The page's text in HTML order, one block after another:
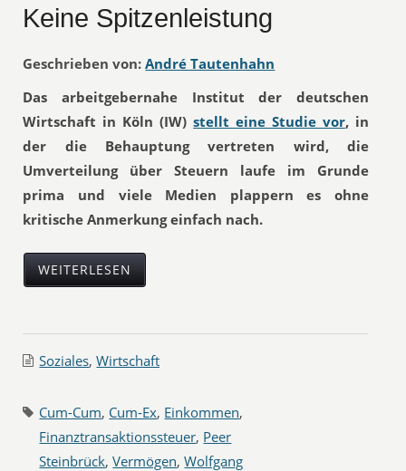
Keine Spitzenleistung
Geschrieben von: André Tautenhahn
Das arbeitgebernahe Institut der deutschen
Wirtschaft in Köln (IW)stellt eine Studie vor, in
der die Behauptung vertreten wird, die
Umverteilung über Steuern laufe im Grunde
prima und viele Medien plappern es ohne
kritische Anmerkung einfach nach.
WEITERLESEN
Soziales,Wirtschaft
Cum-Cum, Cum-Ex, Einkommen,
Finanztransaktionssteuer, Peer
Steinbrück,Vermögen,Wolfgang